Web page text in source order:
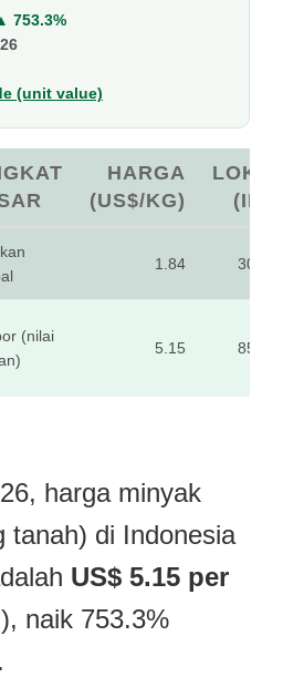
753.3%
(unit value)
HARGA
(US$/KG)
1.84
(nilai
5.15
harga minyak
tanah) di Indonesia
US$ 5.15 per
naik 753.3%